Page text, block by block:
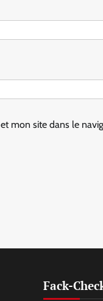
mon site dans le
Fack-